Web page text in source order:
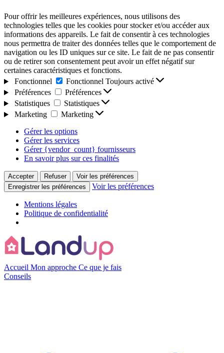
Pour offrir les meilleures expériences, nous utilisons des
technologies telles que les cookies pour stocker et/ou accéder aux
informations des appareils. Le fait de consentir à ces technologies
nous permettra de traiter des données telles que le comportement de
navigation ou les ID uniques sur ce site. Le fait de ne pas consentir
ou de retirer son consentement peut avoir un effet négatif sur
certaines caractéristiques et fonctions.
Fonctionnel
Fonctionnel Toujours activé
Préférences
Préférences
Statistiques
Statistiques
Marketing
Marketing
Gérer les options
Gérer les services
Gérer {vendor_count} fournisseurs
En savoir plus sur ces finalités
Accepter Refuser
Voir les préférences
Enregistrer les préférences
Voir les préférences
Mentions légales
Politique de confidentialité
Accueil Mon approche Ce que je fais
Conseils